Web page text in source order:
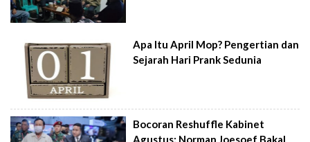
Apa Itu April Mop? Pengertian dan
Sejarah Hari Prank Sedunia
Bocoran Reshuffle Kabinet
Agustus: Norman Joesoef Bakal